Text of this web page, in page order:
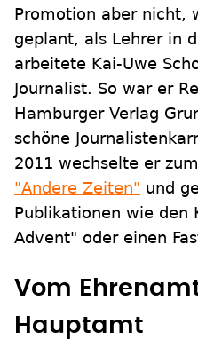
Promotion aber nicht,
geplant, als Lehrer in
arbeitete Kai-Uwe
Journalist. So war er
Hamburger Verlag
schöne
2011 wechselte er
"Andere Zeiten" und
Publikationen wie den
Advent" oder einen
Vom
Hauptamt